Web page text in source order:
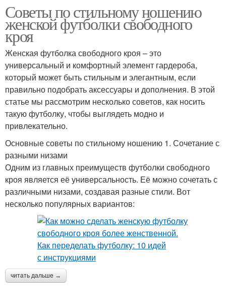
Советы по стильному ношению
женской футболки свободного
кроя
Женская футболка свободного кроя – это
универсальный и комфортный элемент гардероба,
который может быть стильным и элегантным, если
правильно подобрать аксессуары и дополнения. В этой
статье мы рассмотрим несколько советов, как носить
такую футболку, чтобы выглядеть модно и
привлекательно.
Основные советы по стильному ношению 1. Сочетание с
разными низами
Одним из главных преимуществ футболки свободного
кроя является её универсальность. Её можно сочетать с
различными низами, создавая разные стили. Вот
несколько популярных вариантов:
читать дальше →